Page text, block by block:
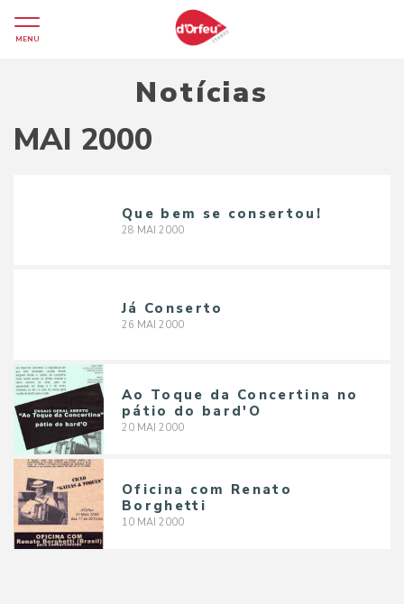
MENU
Notícias
MAI 2000
Que bem se consertou!
28 MAI 2000
Já Conserto
26 MAI 2000
Ao Toque da Concertina no
pátio do bard'O
20 MAI 2000
Oficina com Renato
Borghetti
10 MAI 2000